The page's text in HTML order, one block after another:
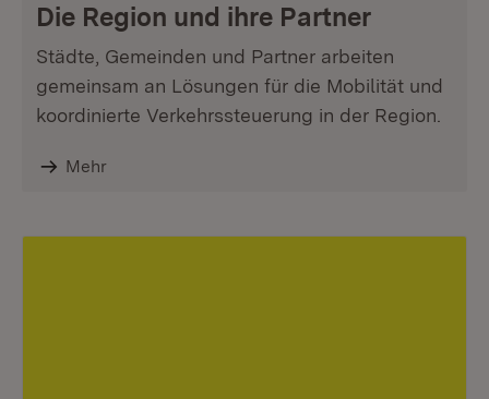
Die Region und ihre Partner
Städte, Gemeinden und Partner arbeiten
gemeinsam an Lösungen für die Mobilität und
koordinierte Verkehrssteuerung in der Region.
Mehr